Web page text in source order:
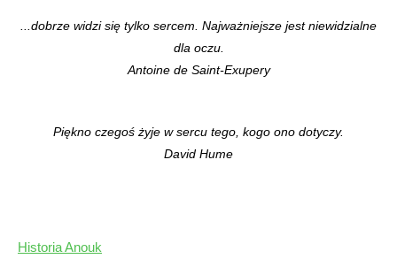
...dobrze widzi się tylko sercem. Najważniejsze jest niewidzialne
dla oczu.
Antoine de Saint-Exupery
Piękno czegoś żyje w sercu tego, kogo ono dotyczy.
David Hume
Historia Anouk